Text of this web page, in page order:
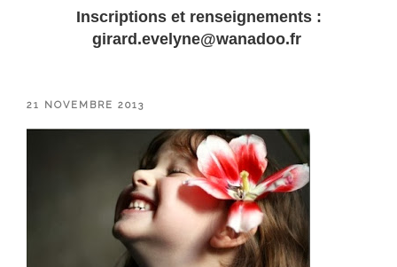
Inscriptions et renseignements :
girard.evelyne@wanadoo.fr
PUBLIÉ
21 NOVEMBRE 2013